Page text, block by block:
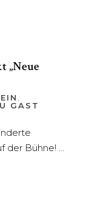
„Neue
GAST
der Bühne!